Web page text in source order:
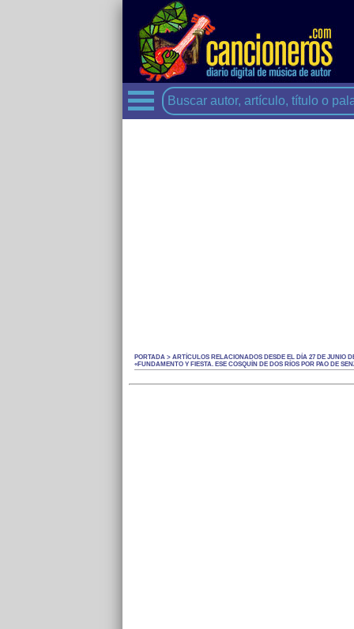
PORTADA > ARTÍCULOS RELACIONADOS DESDE EL DÍA 27 DE JUNIO
«FUNDAMENTO Y FIESTA. ESE COSQUÍN DE DOS RÍOS POR PAO DE